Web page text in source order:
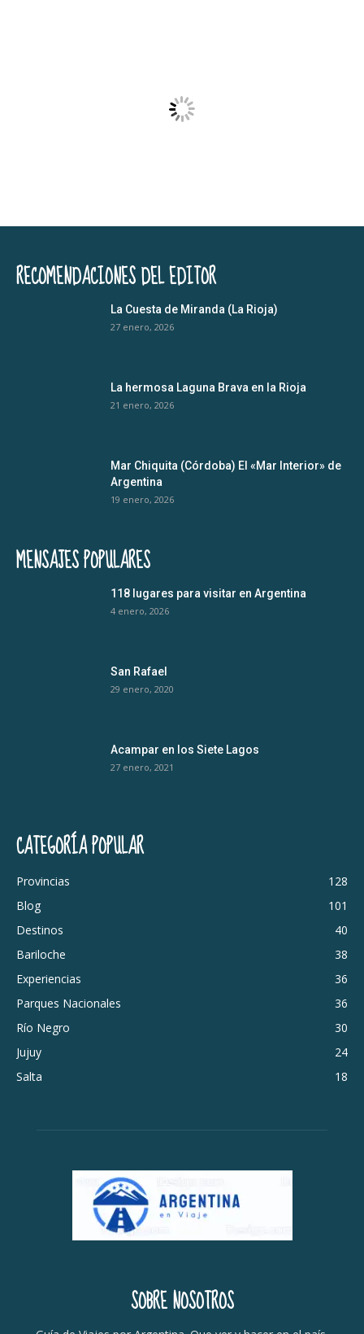
RECOMENDACIONES DEL EDITOR
La Cuesta de Miranda (La Rioja)
27 enero, 2026
La hermosa Laguna Brava en la Rioja
21 enero, 2026
Mar Chiquita (Córdoba) El «Mar Interior» de
Argentina
19 enero, 2026
MENSAJES POPULARES
118 lugares para visitar en Argentina
4 enero, 2026
San Rafael
29 enero, 2020
Acampar en los Siete Lagos
27 enero, 2021
CATEGORÍA POPULAR
Provincias
128
Blog
101
Destinos
40
Bariloche
38
Experiencias
36
Parques Nacionales
36
Río Negro
30
Jujuy
24
Salta
18
SOBRE NOSOTROS